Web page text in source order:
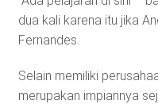
dua kali karena itu jika
Fernandes.
Selain memiliki
merupakan impiannya